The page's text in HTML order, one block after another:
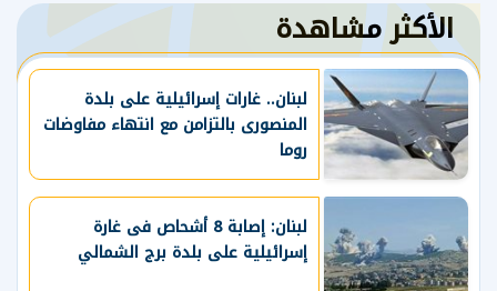
الأكثر مشاهدة
لبنان.. غارات إسرائيلية على بلدة
المنصورى بالتزامن مع انتهاء مفاوضات
روما
لبنان: إصابة 8 أشحاص فى غارة
إسرائيلية على بلدة برج الشمالي